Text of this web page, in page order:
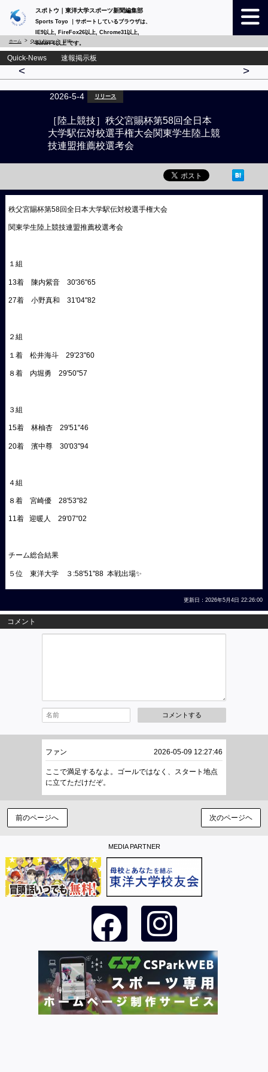
スポトウ｜東洋大学スポーツ新聞編集部
Sports Toyo ｜サポートしているブラウザは、
IE9以上, FireFox26以上, Chrome31以上,
Safari 6以上 です。
ホーム Quick-News 詳細
Quick-News 速報掲示板
< >
2026-5-4 リリース
［陸上競技］秩父宮賜杯第58回全日本
大学駅伝対校選手権大会関東学生陸上競
技連盟推薦校選考会
秩父宮賜杯第58回全日本大学駅伝対校選手権大会
関東学生陸上競技連盟推薦校選考会
１組
13着 陳内紫音 30'36"65
27着 小野真和 31'04"82
２組
１着 松井海斗 29'23"60
８着 内堀勇 29'50"57
３組
15着 林柚杏 29'51"46
20着 濱中尊 30'03"94
４組
８着 宮崎優 28'53"82
11着 迎暖人 29'07"02
チーム総合結果
５位 東洋大学 ３:58'51"88 本戦出場✨
更新日：2026年5月4日 22:26:00
コメント
コメントする
ファン 2026-05-09 12:27:46
ここで満足するなよ。ゴールではなく、スタート地点
に立てただけだぞ。
前のページへ 次のページヘ
MEDIA PARTNER